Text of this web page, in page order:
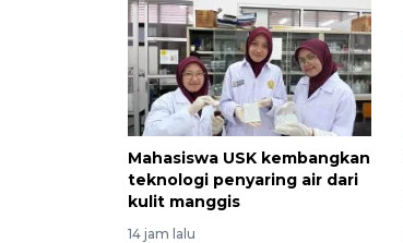
Mahasiswa USK kembangkan
teknologi penyaring air dari
kulit manggis
14 jam lalu